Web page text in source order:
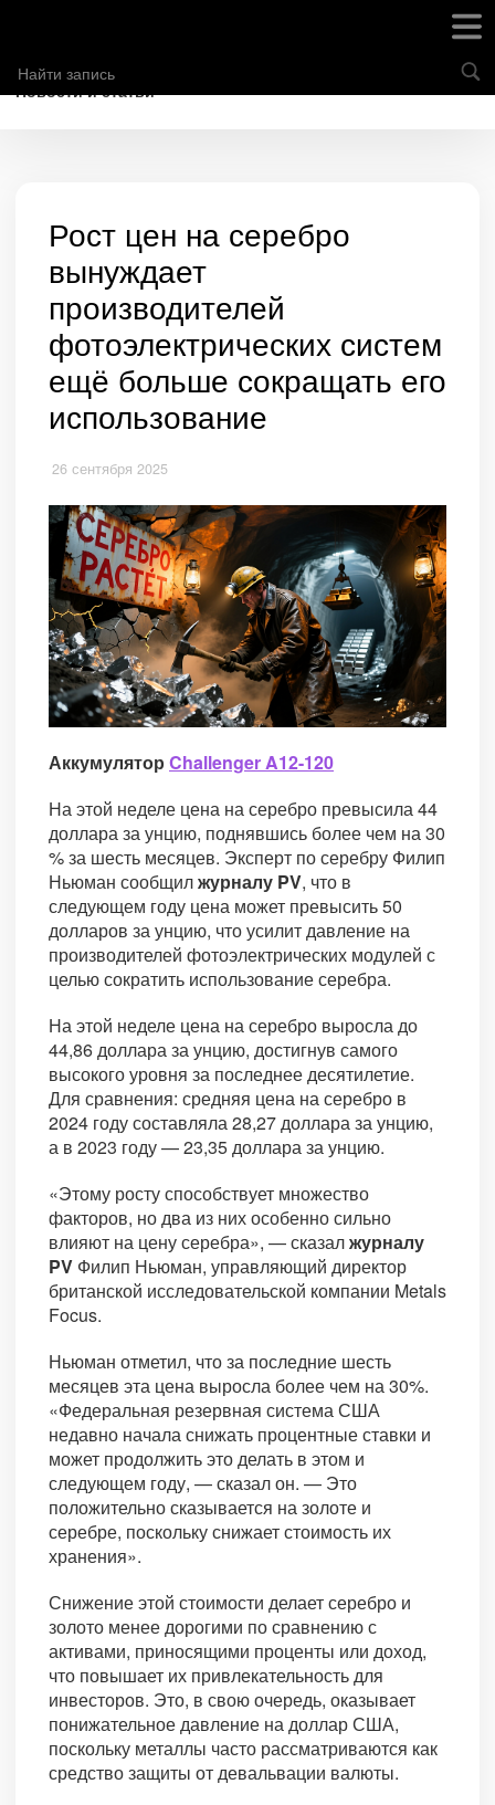
Новости и статьи
Рост цен на серебро
вынуждает
производителей
фотоэлектрических систем
ещё больше сокращать его
использование
26 сентября 2025
Аккумулятор Challenger A12-120
На этой неделе цена на серебро превысила 44
доллара за унцию, поднявшись более чем на 30
% за шесть месяцев. Эксперт по серебру Филип
Ньюман сообщилжурналу PV, что в
следующем году цена может превысить 50
долларов за унцию, что усилит давление на
производителей фотоэлектрических модулей с
целью сократить использование серебра.
На этой неделе цена на серебро выросла до
44,86 доллара за унцию, достигнув самого
высокого уровня за последнее десятилетие.
Для сравнения: средняя цена на серебро в
2024 году составляла 28,27 доллара за унцию,
а в 2023 году — 23,35 доллара за унцию.
«Этому росту способствует множество
факторов, но два из них особенно сильно
влияют на цену серебра», — сказалжурналу
PV Филип Ньюман, управляющий директор
британской исследовательской компании Metals
Focus.
Ньюман отметил, что за последние шесть
месяцев эта цена выросла более чем на 30%.
«Федеральная резервная система США
недавно начала снижать процентные ставки и
может продолжить это делать в этом и
следующем году, — сказал он. — Это
положительно сказывается на золоте и
серебре, поскольку снижает стоимость их
хранения».
Снижение этой стоимости делает серебро и
золото менее дорогими по сравнению с
активами, приносящими проценты или доход,
что повышает их привлекательность для
инвесторов. Это, в свою очередь, оказывает
понижательное давление на доллар США,
поскольку металлы часто рассматриваются как
средство защиты от девальвации валюты.